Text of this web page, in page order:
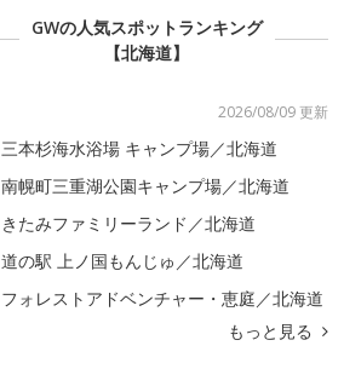
GWの人気スポットランキング
【北海道】
2026/08/09 更新
三本杉海水浴場 キャンプ場／北海道
南幌町三重湖公園キャンプ場／北海道
きたみファミリーランド／北海道
道の駅 上ノ国もんじゅ／北海道
フォレストアドベンチャー・恵庭／北海道
もっと見る